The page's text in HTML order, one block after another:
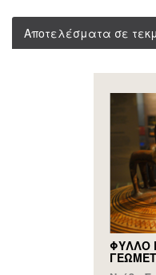
Αποτελέσματα σε
ΦΥΛΛΟ